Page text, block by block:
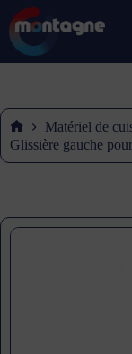
Accueil
Matériel de
Glissière gauche